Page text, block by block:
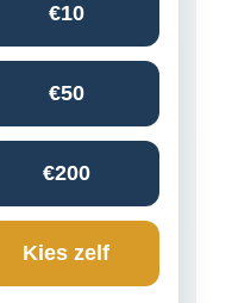
€10
€50
€200
Kies zelf